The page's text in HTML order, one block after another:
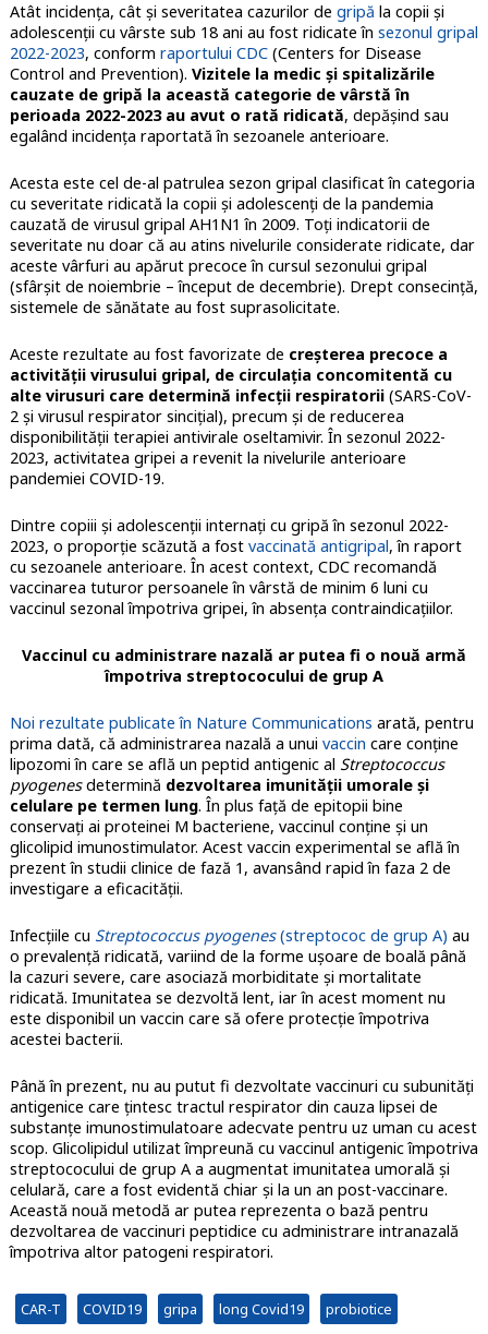
Atât incidenţa, cât şi severitatea cazurilor de gripă la copii şi
adolescenţii cu vârste sub 18 ani au fost ridicate în sezonul gripal
2022-2023, conform raportului CDC(Centers for Disease
Control and Prevention). Vizitele la medic şi spitalizările
cauzate de gripă la această categorie de vârstă în
perioada 2022-2023 au avut o rată ridicată, depăşind sau
egalând incidenţa raportată în sezoanele anterioare.
Acesta este cel de-al patrulea sezon gripal clasificat în categoria
cu severitate ridicată la copii şi adolescenţi de la pandemia
cauzată de virusul gripal AH1N1 în 2009. Toţi indicatorii de
severitate nu doar că au atins nivelurile considerate ridicate, dar
aceste vârfuri au apărut precoce în cursul sezonului gripal
(sfârşit de noiembrie – început de decembrie). Drept consecinţă,
sistemele de sănătate au fost suprasolicitate.
Aceste rezultate au fost favorizate de creşterea precoce a
activităţii virusului gripal, de circulaţia concomitentă cu
alte virusuri care determină infecţii respiratorii (SARS-CoV-
2 şi virusul respirator sinciţial), precum şi de reducerea
disponibilităţii terapiei antivirale oseltamivir. În sezonul 2022-
2023, activitatea gripei a revenit la nivelurile anterioare
pandemiei COVID-19.
Dintre copiii şi adolescenţii internaţi cu gripă în sezonul 2022-
2023, o proporţie scăzută a fost vaccinată antigripal, în raport
cu sezoanele anterioare. În acest context, CDC recomandă
vaccinarea tuturor persoanele în vârstă de minim 6 luni cu
vaccinul sezonal împotriva gripei, în absenţa contraindicaţiilor.
Vaccinul cu administrare nazală ar putea fi o nouă armă
împotriva streptococului de grup A
Noi rezultate publicate în Nature Communications arată, pentru
prima dată, că administrarea nazală a unui vaccin care conţine
lipozomi în care se află un peptid antigenic al Streptococcus
pyogenesdetermină dezvoltarea imunității umorale şi
celulare pe termen lung. În plus faţă de epitopii bine
conservaţi ai proteinei M bacteriene, vaccinul conţine şi un
glicolipid imunostimulator. Acest vaccin experimental se află în
prezent în studii clinice de fază 1, avansând rapid în faza 2 de
investigare a eficacităţii.
Infecţiile cu Streptococcus pyogenes(streptococ de grup A) au
o prevalenţă ridicată, variind de la forme uşoare de boală până
la cazuri severe, care asociază morbiditate şi mortalitate
ridicată. Imunitatea se dezvoltă lent, iar în acest moment nu
este disponibil un vaccin care să ofere protecţie împotriva
acestei bacterii.
Până în prezent, nu au putut fi dezvoltate vaccinuri cu subunităţi
antigenice care ţintesc tractul respirator din cauza lipsei de
substanţe imunostimulatoare adecvate pentru uz uman cu acest
scop. Glicolipidul utilizat împreună cu vaccinul antigenic împotriva
streptococului de grup A a augmentat imunitatea umorală şi
celulară, care a fost evidentă chiar şi la un an post-vaccinare.
Această nouă metodă ar putea reprezenta o bază pentru
dezvoltarea de vaccinuri peptidice cu administrare intranazală
împotriva altor patogeni respiratori.
CAR-T COVID19 gripa long Covid19 probiotice